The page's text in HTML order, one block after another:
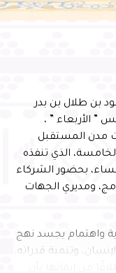
الأحساء على
النقل الجوي
وتقديم
بن طلال بن بدر
” الأربعاء ” ،
مدن المستقبل
الذي تنفذه
بحضور الشركاء
ومديري الجهات
واهتمام يجسد نهج
وتنمية قدراته،